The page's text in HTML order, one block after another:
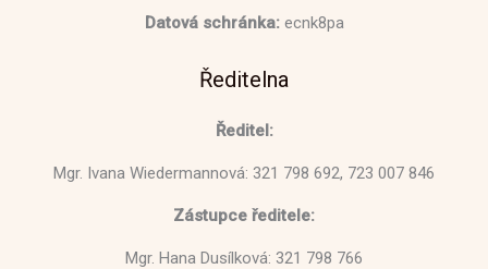
Datová schránka:ecnk8pa
Ředitelna
Ředitel:
Mgr. Ivana Wiedermannová: 321 798 692, 723 007 846
Zástupce ředitele:
Mgr. Hana Dusílková: 321 798 766